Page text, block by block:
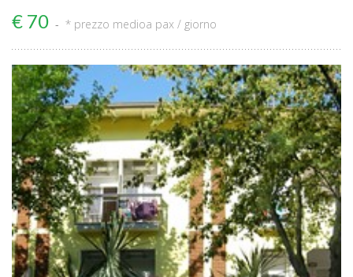
€ 70 * prezzo medioa pax / giorno